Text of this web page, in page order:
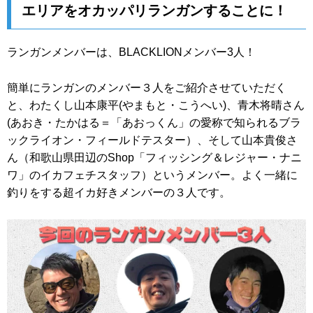
エリアをオカッパリランガンすることに！
ランガンメンバーは、BLACKLIONメンバー3人！
簡単にランガンのメンバー３人をご紹介させていただく
と、わたくし山本康平(やまもと・こうへい)、青木将晴さん
(あおき・たかはる＝「あおっくん」の愛称で知られるブラ
ックライオン・フィールドテスター）、そして山本貴俊さ
ん（和歌山県田辺のShop「フィッシング＆レジャー・ナニ
ワ」のイカフェチスタッフ）というメンバー。よく一緒に
釣りをする超イカ好きメンバーの３人です。